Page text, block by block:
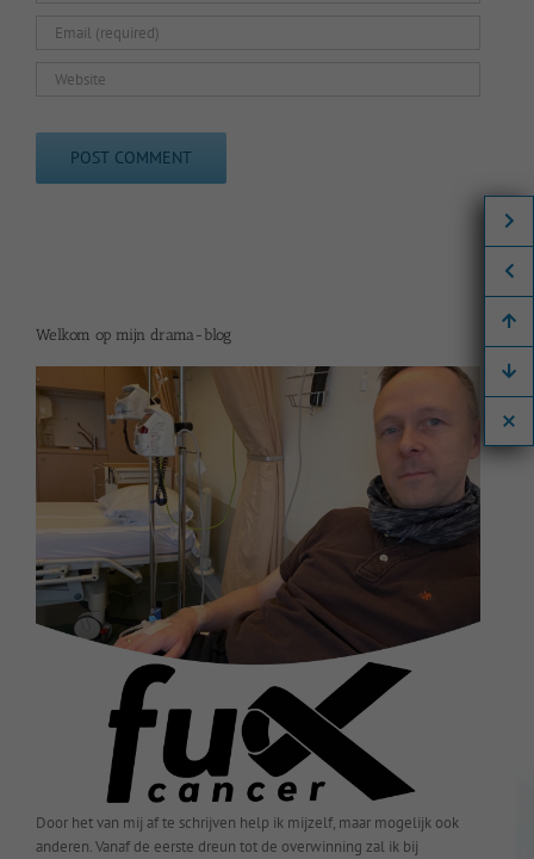
Welkom op mijn drama-blog
Door het van mij af te schrijven help ik mijzelf, maar mogelijk ook
anderen. Vanaf de eerste dreun tot de overwinning zal ik bij